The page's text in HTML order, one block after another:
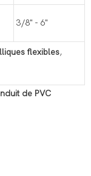
3/8" - 6"
flexibles,
de PVC